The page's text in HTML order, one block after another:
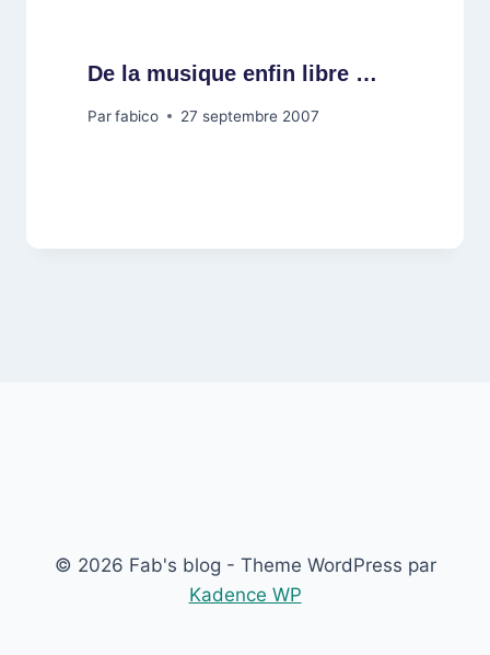
De la musique enfin libre …
Parfabico 27 septembre 2007
© 2026 Fab's blog - Theme WordPress par
Kadence WP